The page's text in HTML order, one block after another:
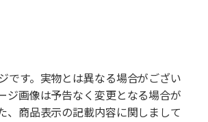
です。実物とは異なる場合がござい
ジ画像は予告なく変更となる場合が
、商品表示の記載内容に関しまして